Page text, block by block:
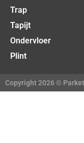
Trap
Tapijt
Ondervloer
Plint
Copyright 2026 ©